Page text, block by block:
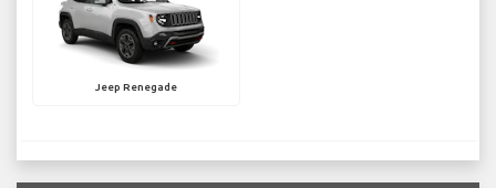
Jeep Renegade